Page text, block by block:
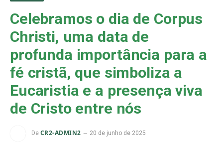
Celebramos o dia de Corpus
Christi, uma data de
profunda importância para a
fé cristã, que simboliza a
Eucaristia e a presença viva
de Cristo entre nós
De CR2-ADMIN2
20 de junho de 2025